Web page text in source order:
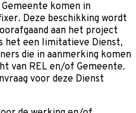
komen in
Deze beschikking wordt
aan het project
het een limitatieve Dienst,
die in aanmerking komen
van REL en/of Gemeente.
voor deze Dienst